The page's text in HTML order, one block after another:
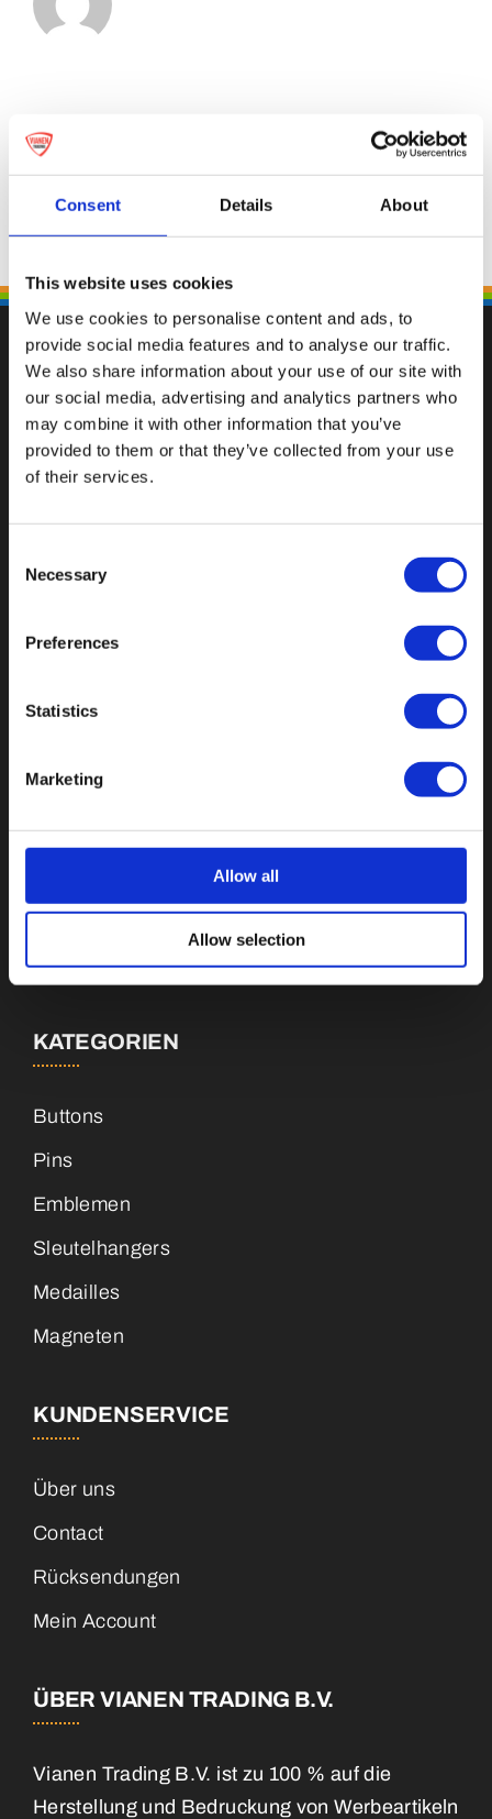
Consent Details About
This website uses cookies
We use cookies to personalise content and ads, to
provide social media features and to analyse our traffic.
We also share information about your use of our site with
our social media, advertising and analytics partners who
may combine it with other information that you’ve
provided to them or that they’ve collected from your use
of their services.
Selection
Necessary
Preferences
Statistics
Marketing
Allow all
Allow selection
Fallen Sie mit einzigartigen
Niederlande
info@vianenonline.nl
+31 (0)34 8407 089
KATEGORIEN
Buttons
Pins
Emblemen
Sleutelhangers
Medailles
Magneten
KUNDENSERVICE
Über uns
Contact
Rücksendungen
Mein Account
ÜBER VIANEN TRADING B.V.
Vianen Trading B.V. ist zu 100 % auf die
Herstellung und Bedruckung von Werbeartikeln